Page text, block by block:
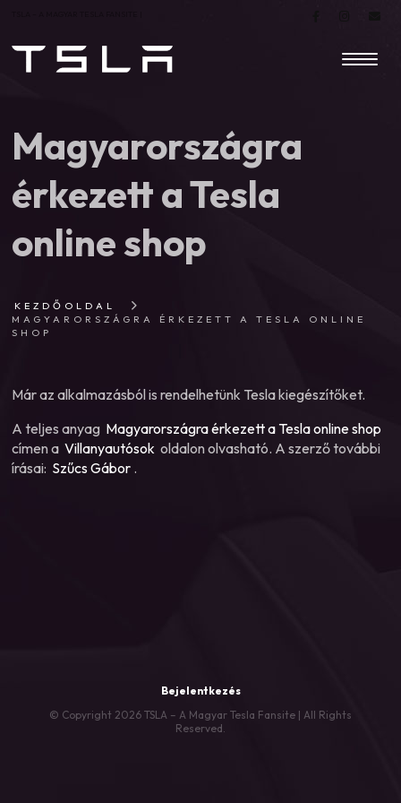
Magyarországra
érkezett a Tesla
online shop
KEZDŐOLDAL
MAGYARORSZÁGRA ÉRKEZETT A TESLA ONLINE
SHOP
Már az alkalmazásból is rendelhetünk Tesla kiegészítőket.
A teljes anyag Magyarországra érkezett a Tesla online shop
címen a Villanyautósok oldalon olvasható. A szerző további
írásai: Szűcs Gábor .
Bejelentkezés
© Copyright 2026 TSLA – A Magyar Tesla Fansite | All Rights
Reserved.